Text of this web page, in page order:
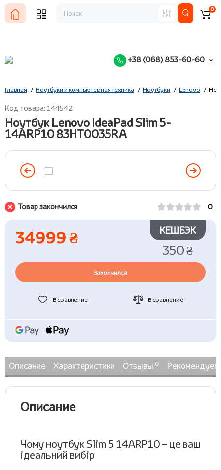
+38 (068) 853-60-60
0
Главная Ноутбуки и компьютерная техника Ноутбуки Lenovo
Код товара: 144542
Ноутбук Lenovo IdeaPad Slim 5-
14ARP10 83HT0035RA
Товар закончился 0
34999 ₴ КЕШБЭК
350 ₴
Закончился
В сравнение В сравнение
Описание Характеристики Отзывы 0
Описание
Чому ноутбук Slim 5 14ARP10 – це ваш
ідеальний вибір